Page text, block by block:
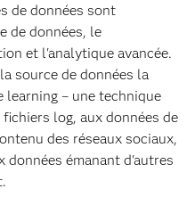
de données sont
de données, le
et l'analytique avancée.
source de données la
– une technique
log, aux données de
des réseaux sociaux,
données émanant d'autres